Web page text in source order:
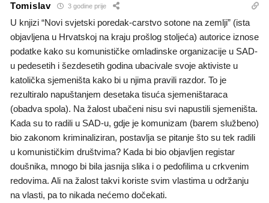
Tomislav 3 godine prije
U knjizi “Novi svjetski poredak-carstvo sotone na zemlji” (ista
objavljena u Hrvatskoj na kraju prošlog stoljeća) autorice iznose
podatke kako su komunističke omladinske organizacije u SAD-
u pedesetih i šezdesetih godina ubacivale svoje aktiviste u
katolička sjemeništa kako bi u njima pravili razdor. To je
rezultiralo napuštanjem desetaka tisuća sjemeništaraca
(obadva spola). Na žalost ubačeni nisu svi napustili sjemeništa.
Kada su to radili u SAD-u, gdje je komunizam (barem službeno)
bio zakonom kriminaliziran, postavlja se pitanje što su tek radili
u komunističkim društvima? Kada bi bio objavljen registar
doušnika, mnogo bi bila jasnija slika i o pedofilima u crkvenim
redovima. Ali na žalost takvi koriste svim vlastima u održanju
na vlasti, pa to nikada nećemo dočekati.